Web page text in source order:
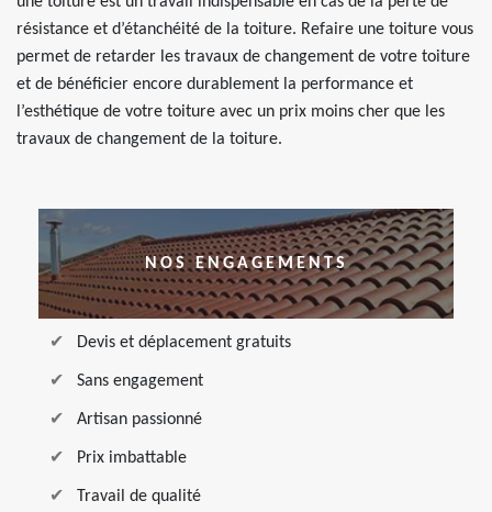
résistance et d’étanchéité de la toiture. Refaire une toiture vous
permet de retarder les travaux de changement de votre toiture
et de bénéficier encore durablement la performance et
l’esthétique de votre toiture avec un prix moins cher que les
travaux de changement de la toiture.
NOS ENGAGEMENTS
Devis et déplacement gratuits
Sans engagement
Artisan passionné
Prix imbattable
Travail de qualité